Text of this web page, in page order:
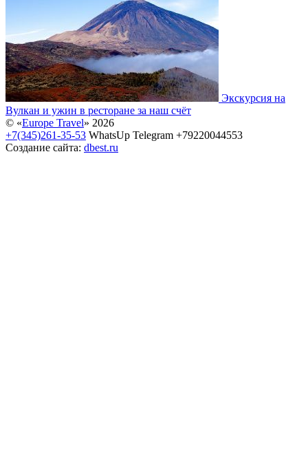
Экскурсия на
Вулкан и ужин в ресторане за наш счёт
© «Europe Travel» 2026
+7(345)261-35-53 WhatsUp Telegram +79220044553
Создание сайта: dbest.ru